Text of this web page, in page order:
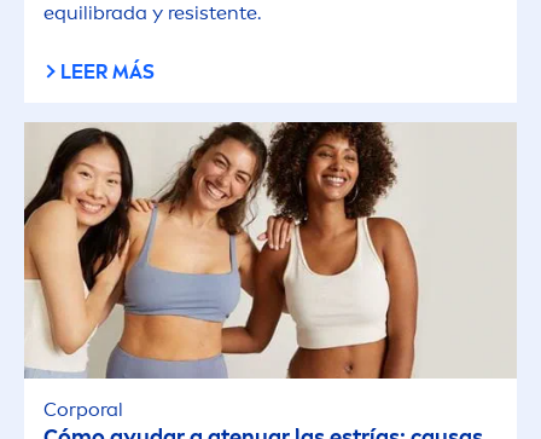
equilibrada y resistente.
LEER MÁS
Corporal